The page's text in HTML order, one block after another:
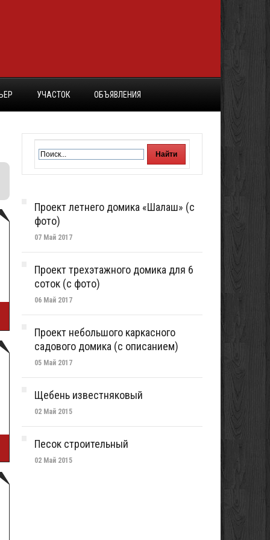
УЧАСТОК ОБЪЯВЛЕНИЯ
Проект летнего домика «Шалаш» (с
фото)
07 Май 2017
Проект трехэтажного домика для 6
соток (с фото)
06 Май 2017
Проект небольшого каркасного
садового домика (с описанием)
05 Май 2017
Щебень известняковый
02 Май 2015
Песок строительный
02 Май 2015